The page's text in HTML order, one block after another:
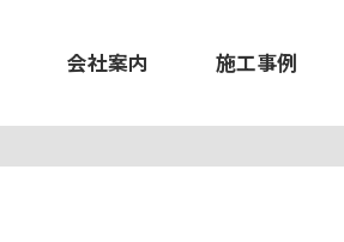
会社案内 施工事例